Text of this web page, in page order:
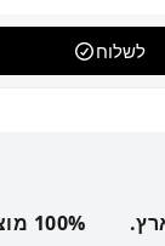
לשלוח
100% מוצרים מקוריים.